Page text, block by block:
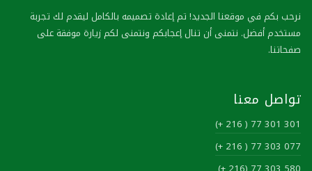
نرحب بكم في موقعنا الجديد! تم إعادة تصميمه بالكامل ليقدم لك تجربة
مستخدم أفضل. نتمنى أن تنال إعجابكم ونتمنى لكم زيارة موفقة على
صفحاتنا.
تواصل معنا
301 301 77 ( 216 +)
077 303 77 ( 216 +)